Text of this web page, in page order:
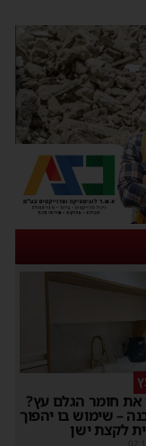
חומר הגלם עץ?
שימוש בו יהפוך
ישן